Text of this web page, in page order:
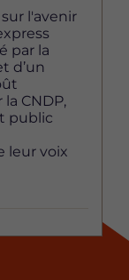
l'avenir
par la
d’un
CNDP,
public
leur voix